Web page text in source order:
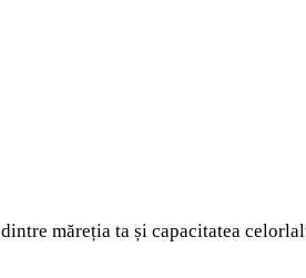
măreția ta și capacitatea